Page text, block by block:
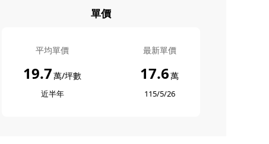
單價
平均單價
19.7萬/坪數
近半年
最新單價
17.6萬
115/5/26